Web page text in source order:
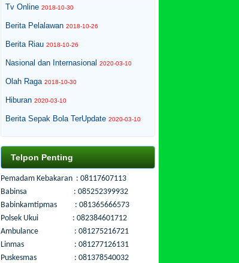
Tv Online 2018-10-30
Berita Pelalawan 2018-10-26
Berita Riau 2018-10-26
Nasional dan Internasional 2020-03-10
Olah Raga 2018-10-30
Hiburan 2020-03-10
Berita Sepak Bola TerUpdate 2020-03-10
Telpon Penting
Pemadam Kebakaran : 08117607113
Babinsa : 085252399932
Babinkamtipmas : 081365666573
Polsek Ukui : 082384601712
Ambulance : 081275216721
Linmas : 081277126131
Puskesmas : 081378540032